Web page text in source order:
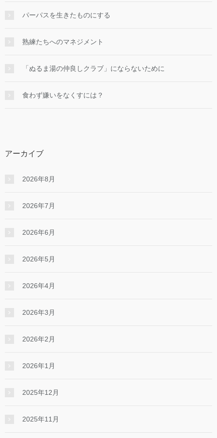
パーパスを生きたものにする
熟練たちへのマネジメント
「ぬるま湯の仲良しクラブ」にならないために
食わず嫌いをなくすには？
アーカイブ
2026年8月
2026年7月
2026年6月
2026年5月
2026年4月
2026年3月
2026年2月
2026年1月
2025年12月
2025年11月